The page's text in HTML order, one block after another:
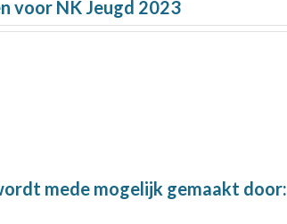
voor NK Jeugd 2023
mede mogelijk gemaakt door: